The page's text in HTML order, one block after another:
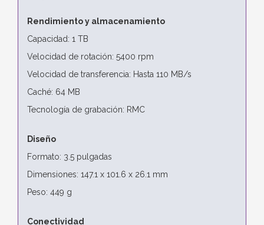
Rendimiento y almacenamiento
Capacidad: 1 TB
Velocidad de rotación: 5400 rpm
Velocidad de transferencia: Hasta 110 MB/s
Caché: 64 MB
Tecnología de grabación: RMC
Diseño
Formato: 3.5 pulgadas
Dimensiones: 147.1 x 101.6 x 26.1 mm
Peso: 449 g
Conectividad